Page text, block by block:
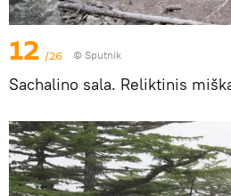
12 /26 © Sputnik
Sachalino sala. Reliktinis